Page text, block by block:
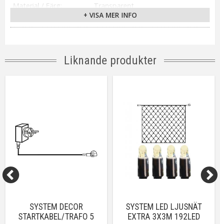
Material / Färg
Transparent
Ingår LED
Sockel
Ej utbytbar ljuskälla
120°
ca. 10000 h
+ VISA MER INFO
Liknande produkter
SYSTEM DECOR
STARTKABEL/TRAFO 5
SYSTEM LED LJUSNÄT
EXTRA 3X3M 192LED